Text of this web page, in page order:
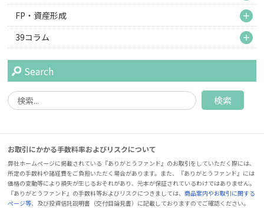
FP・資産形成
39コラム
Search
お取引にかかる手数料率およびリスクについて
弊社ホームページに掲載されている『ありがとうファンド』のお取引をしていただく際には、
所定の手数料や諸経費をご負担いただく場合があります。また、『ありがとうファンド』には
価格の変動等により損失が生じるおそれがあり、元本が保証されているわけではありません。
『ありがとうファンド』の手数料等およびリスクにつきましては、商品案内やお取引に関する
ページ等、及び投資信託説明書（交付目論見書）に記載しておりますのでご確認ください。